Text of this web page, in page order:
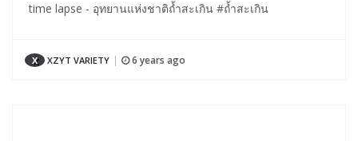
time lapse - อุทยานแห่งชาติถ้ำสะเกิน #ถ้ำสะเกิน
X XZYT VARIETY 6 years ago